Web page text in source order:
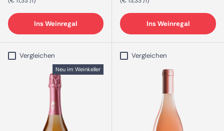
Ins Weinregal Ins Weinregal
Vergleichen
Neu im Weinkeller
Vergleichen